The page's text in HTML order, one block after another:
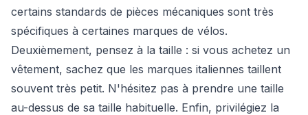
certains standards de pièces mécaniques sont très
spécifiques à certaines marques de vélos.
Deuxièmement, pensez à la taille : si vous achetez un
vêtement, sachez que les marques italiennes taillent
souvent très petit. N'hésitez pas à prendre une taille
au-dessus de sa taille habituelle. Enfin, privilégiez la